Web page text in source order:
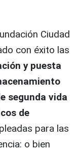
Ciudad
con éxito las
y puesta
segunda vida
de
para las
o bien